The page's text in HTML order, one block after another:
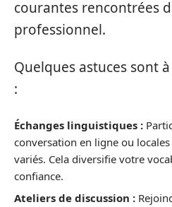
courantes rencontrées
professionnel.
Quelques astuces sont
:
Échanges linguistiques :
conversation en ligne ou
variés. Cela diversifie votre
confiance.
Ateliers de discussion :